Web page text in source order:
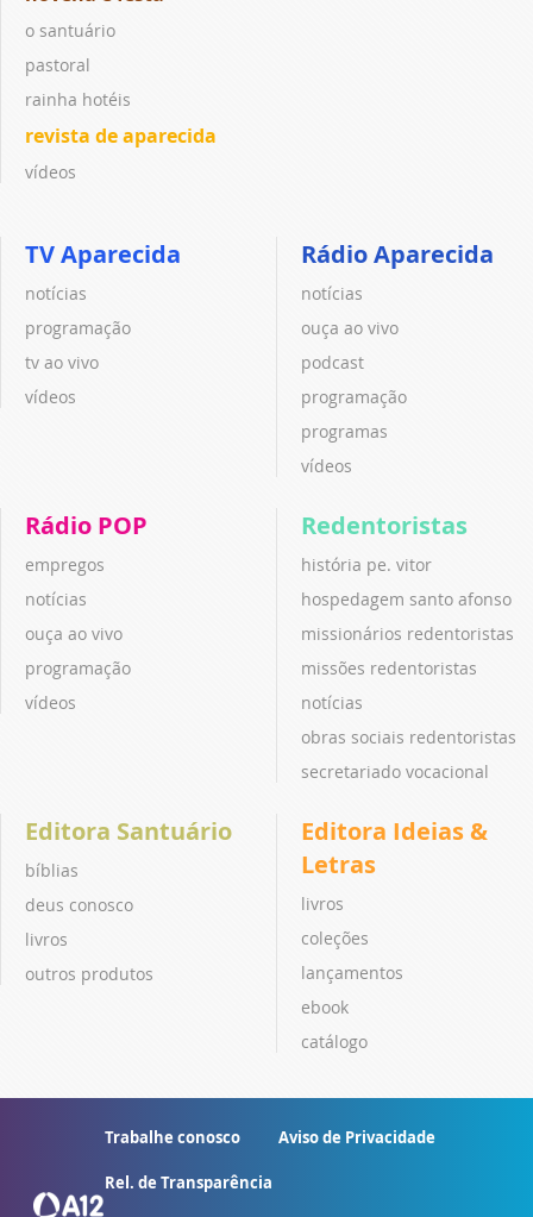
o santuário
pastoral
rainha hotéis
revista de aparecida
vídeos
TV Aparecida
notícias
programação
tv ao vivo
vídeos
Rádio Aparecida
notícias
ouça ao vivo
podcast
programação
programas
vídeos
Rádio POP
empregos
notícias
ouça ao vivo
programação
vídeos
Redentoristas
história pe. vitor
hospedagem santo afonso
missionários redentoristas
missões redentoristas
notícias
obras sociais redentoristas
secretariado vocacional
Editora Santuário
bíblias
deus conosco
livros
outros produtos
Editora Ideias &
Letras
livros
coleções
lançamentos
ebook
catálogo
Trabalhe conosco Aviso de Privacidade
Rel. de Transparência